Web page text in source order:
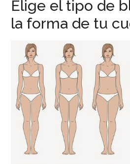
Elige el tipo de
la forma de tu